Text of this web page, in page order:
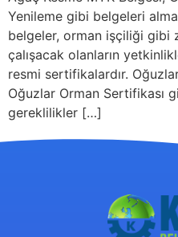
Yenileme gibi belgeleri
belgeler, orman işçiliği gibi
çalışacak olanların
resmi sertifikalardır.
Oğuzlar Orman Sertifikası
gereklilikler […]